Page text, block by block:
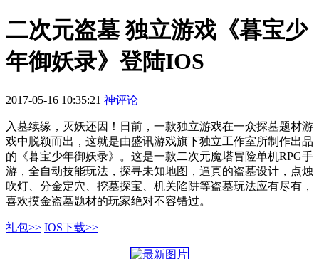
二次元盗墓 独立游戏《暮宝少
年御妖录》登陆IOS
2017-05-16 10:35:21 神评论
入墓续缘，灭妖还因！日前，一款独立游戏在一众探墓题材游
戏中脱颖而出，这就是由盛讯游戏旗下独立工作室所制作出品
的《暮宝少年御妖录》。这是一款二次元魔塔冒险单机RPG手
游，全自动技能玩法，探寻未知地图，逼真的盗墓设计，点烛
吹灯、分金定穴、挖墓探宝、机关陷阱等盗墓玩法应有尽有，
喜欢摸金盗墓题材的玩家绝对不容错过。
礼包>> IOS下载>>